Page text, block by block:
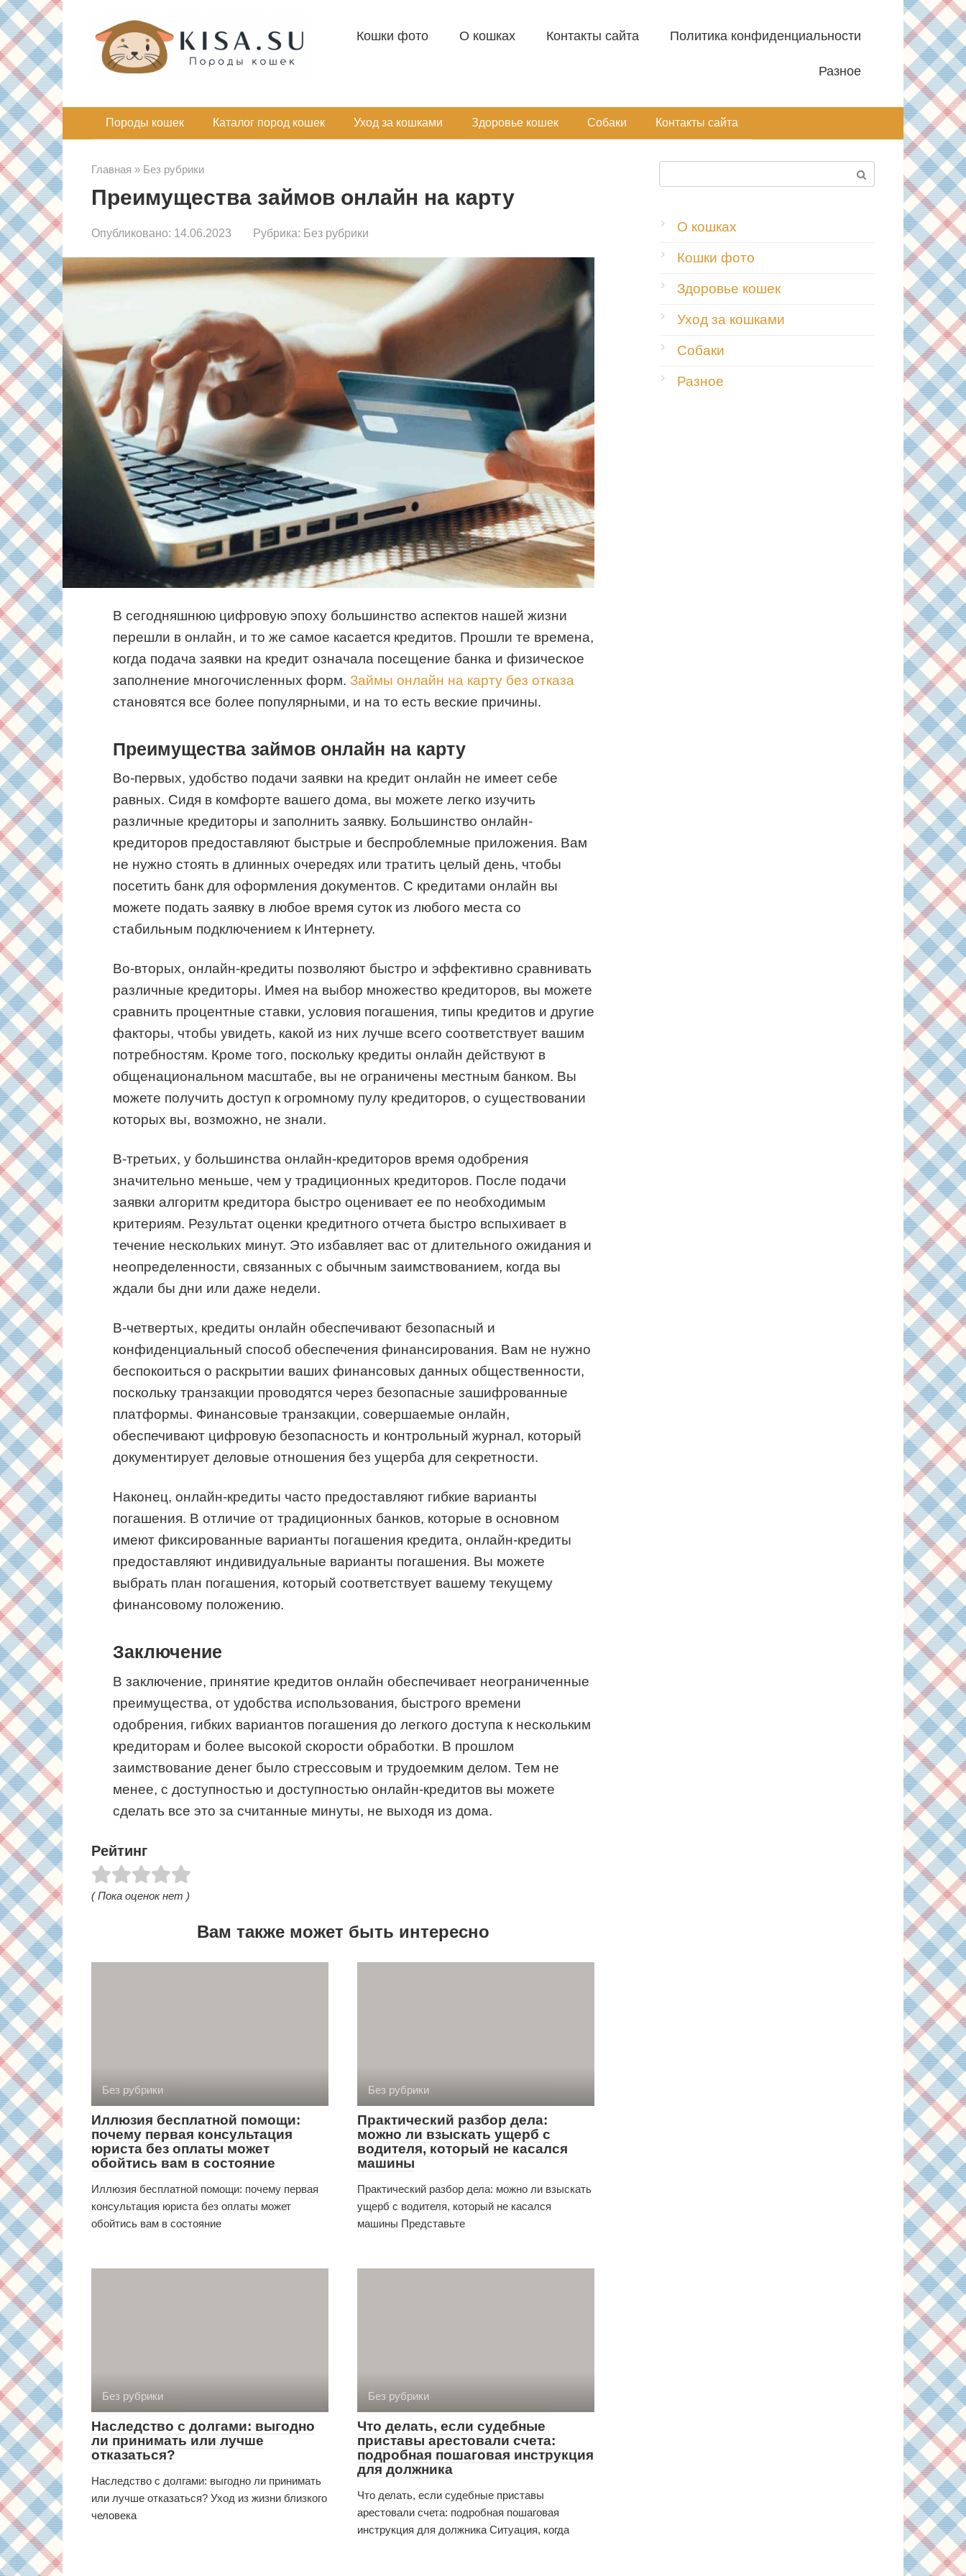
Перейти
к
контенту
Кошки фото О кошках Контакты сайта Политика конфиденциальности
Разное
Породы кошек Каталог пород кошек Уход за кошками Здоровье кошек Собаки Контакты сайта
Главная » Без рубрики
Преимущества займов онлайн на карту
Опубликовано: 14.06.2023 Рубрика: Без рубрики
В сегодняшнюю цифровую эпоху большинство аспектов нашей жизни
перешли в онлайн, и то же самое касается кредитов. Прошли те времена,
когда подача заявки на кредит означала посещение банка и физическое
заполнение многочисленных форм. Займы онлайн на карту без отказа
становятся все более популярными, и на то есть веские причины.
Преимущества займов онлайн на карту
Во-первых, удобство подачи заявки на кредит онлайн не имеет себе
равных. Сидя в комфорте вашего дома, вы можете легко изучить
различные кредиторы и заполнить заявку. Большинство онлайн-
кредиторов предоставляют быстрые и беспроблемные приложения. Вам
не нужно стоять в длинных очередях или тратить целый день, чтобы
посетить банк для оформления документов. С кредитами онлайн вы
можете подать заявку в любое время суток из любого места со
стабильным подключением к Интернету.
Во-вторых, онлайн-кредиты позволяют быстро и эффективно сравнивать
различные кредиторы. Имея на выбор множество кредиторов, вы можете
сравнить процентные ставки, условия погашения, типы кредитов и другие
факторы, чтобы увидеть, какой из них лучше всего соответствует вашим
потребностям. Кроме того, поскольку кредиты онлайн действуют в
общенациональном масштабе, вы не ограничены местным банком. Вы
можете получить доступ к огромному пулу кредиторов, о существовании
которых вы, возможно, не знали.
В-третьих, у большинства онлайн-кредиторов время одобрения
значительно меньше, чем у традиционных кредиторов. После подачи
заявки алгоритм кредитора быстро оценивает ее по необходимым
критериям. Результат оценки кредитного отчета быстро вспыхивает в
течение нескольких минут. Это избавляет вас от длительного ожидания и
неопределенности, связанных с обычным заимствованием, когда вы
ждали бы дни или даже недели.
В-четвертых, кредиты онлайн обеспечивают безопасный и
конфиденциальный способ обеспечения финансирования. Вам не нужно
беспокоиться о раскрытии ваших финансовых данных общественности,
поскольку транзакции проводятся через безопасные зашифрованные
платформы. Финансовые транзакции, совершаемые онлайн,
обеспечивают цифровую безопасность и контрольный журнал, который
документирует деловые отношения без ущерба для секретности.
Наконец, онлайн-кредиты часто предоставляют гибкие варианты
погашения. В отличие от традиционных банков, которые в основном
имеют фиксированные варианты погашения кредита, онлайн-кредиты
предоставляют индивидуальные варианты погашения. Вы можете
выбрать план погашения, который соответствует вашему текущему
финансовому положению.
Заключение
В заключение, принятие кредитов онлайн обеспечивает неограниченные
преимущества, от удобства использования, быстрого времени
одобрения, гибких вариантов погашения до легкого доступа к нескольким
кредиторам и более высокой скорости обработки. В прошлом
заимствование денег было стрессовым и трудоемким делом. Тем не
менее, с доступностью и доступностью онлайн-кредитов вы можете
сделать все это за считанные минуты, не выходя из дома.
Рейтинг
( Пока оценок нет )
Вам также может быть интересно
Без рубрики
Иллюзия бесплатной помощи:
почему первая консультация
юриста без оплаты может
обойтись вам в состояние
Иллюзия бесплатной помощи: почему первая
консультация юриста без оплаты может
обойтись вам в состояние
Без рубрики
Практический разбор дела:
можно ли взыскать ущерб с
водителя, который не касался
машины
Практический разбор дела: можно ли взыскать
ущерб с водителя, который не касался
машины Представьте
Без рубрики
Наследство с долгами: выгодно
ли принимать или лучше
отказаться?
Наследство с долгами: выгодно ли принимать
или лучше отказаться? Уход из жизни близкого
человека
Без рубрики
Что делать, если судебные
приставы арестовали счета:
подробная пошаговая инструкция
для должника
Что делать, если судебные приставы
арестовали счета: подробная пошаговая
инструкция для должника Ситуация, когда
О кошках
Кошки фото
Здоровье кошек
Уход за кошками
Собаки
Разное